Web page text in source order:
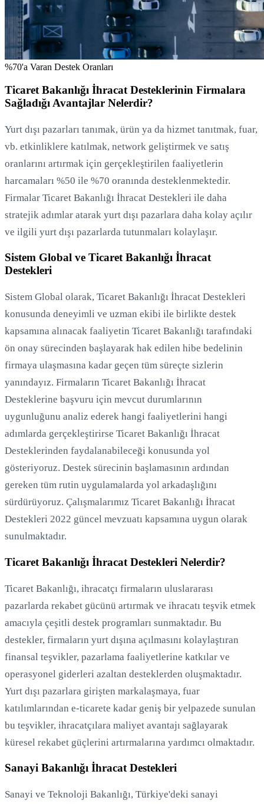
%70'a Varan Destek Oranları
Ticaret Bakanlığı İhracat Desteklerinin Firmalara
Sağladığı Avantajlar Nelerdir?
Yurt dışı pazarları tanımak, ürün ya da hizmet tanıtmak, fuar,
vb. etkinliklere katılmak, network geliştirmek ve satış
oranlarını artırmak için gerçekleştirilen faaliyetlerin
harcamaları %50 ile %70 oranında desteklenmektedir.
Firmalar Ticaret Bakanlığı İhracat Destekleri ile daha
stratejik adımlar atarak yurt dışı pazarlara daha kolay açılır
ve ilgili yurt dışı pazarlarda tutunmaları kolaylaşır.
Sistem Global ve Ticaret Bakanlığı İhracat
Destekleri
Sistem Global olarak, Ticaret Bakanlığı İhracat Destekleri
konusunda deneyimli ve uzman ekibi ile birlikte destek
kapsamına alınacak faaliyetin Ticaret Bakanlığı tarafındaki
ön onay sürecinden başlayarak hak edilen hibe bedelinin
firmaya ulaşmasına kadar geçen tüm süreçte sizlerin
yanındayız. Firmaların Ticaret Bakanlığı İhracat
Desteklerine başvuru için mevcut durumlarının
uygunluğunu analiz ederek hangi faaliyetlerini hangi
adımlarda gerçekleştirirse Ticaret Bakanlığı İhracat
Desteklerinden faydalanabileceği konusunda yol
gösteriyoruz. Destek sürecinin başlamasının ardından
gereken tüm rutin uygulamalarda yol arkadaşlığını
sürdürüyoruz. Çalışmalarımız Ticaret Bakanlığı İhracat
Destekleri 2022 güncel mevzuatı kapsamına uygun olarak
sunulmaktadır.
Ticaret Bakanlığı İhracat Destekleri Nelerdir?
Ticaret Bakanlığı, ihracatçı firmaların uluslararası
pazarlarda rekabet gücünü artırmak ve ihracatı teşvik etmek
amacıyla çeşitli destek programları sunmaktadır. Bu
destekler, firmaların yurt dışına açılmasını kolaylaştıran
finansal teşvikler, pazarlama faaliyetlerine katkılar ve
operasyonel giderleri azaltan desteklerden oluşmaktadır.
Yurt dışı pazarlara girişten markalaşmaya, fuar
katılımlarından e-ticarete kadar geniş bir yelpazede sunulan
bu teşvikler, ihracatçılara maliyet avantajı sağlayarak
küresel rekabet güçlerini artırmalarına yardımcı olmaktadır.
Sanayi Bakanlığı İhracat Destekleri
Sanayi ve Teknoloji Bakanlığı, Türkiye'deki sanayi